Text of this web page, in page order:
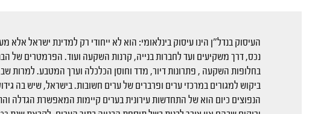
העיסוק בנדל"ן הינו עיסוק בינלאומי: הוא לא ייחודי רק למדינת ישראל אלא
נכס, דרך משקיעים ועד לחברות בנייה, קרנות השקעה ועוד. הפרמטרים של
בחלופות השקעה , פתרונות דיור, מדד וחוסן הכלכלה וערך המטבע. למרות
ביקוש למגורים במרכזי ערים ופרברים של ערים חשובות. בישראל, שיש בה
הנפוצים כיום הוא של התחדשות עירונית בערים קיימות המאפשרת הגדלה